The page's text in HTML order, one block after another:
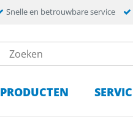
Snelle en betrouwbare service
PRODUCTEN